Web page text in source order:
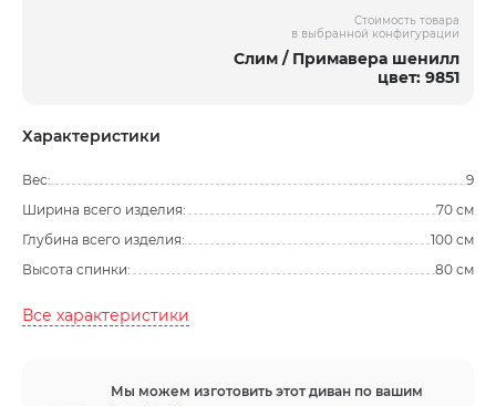
Стоимость товара
в выбранной конфигурации
Слим / Примавера шенилл
цвет: 9851
Характеристики
Вес:
9
Ширина всего изделия:
70 см
Глубина всего изделия:
100 см
Высота спинки:
80 см
Все характеристики
Мы можем изготовить этот диван по вашим